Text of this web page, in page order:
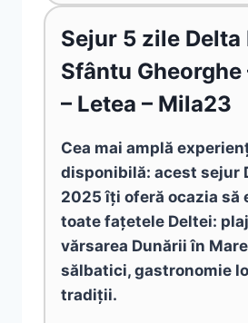
Sejur 5 zile Delta
Sfântu Gheorghe
– Letea – Mila23
Cea mai amplă
disponibilă: acest sejur
2025 îți oferă ocazia să
toate fațetele Deltei:
vărsarea Dunării în
sălbatici, gastronomie
tradiții.